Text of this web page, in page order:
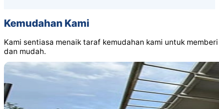
Kemudahan Kami
Kami sentiasa menaik taraf kemudahan kami untuk
dan mudah.